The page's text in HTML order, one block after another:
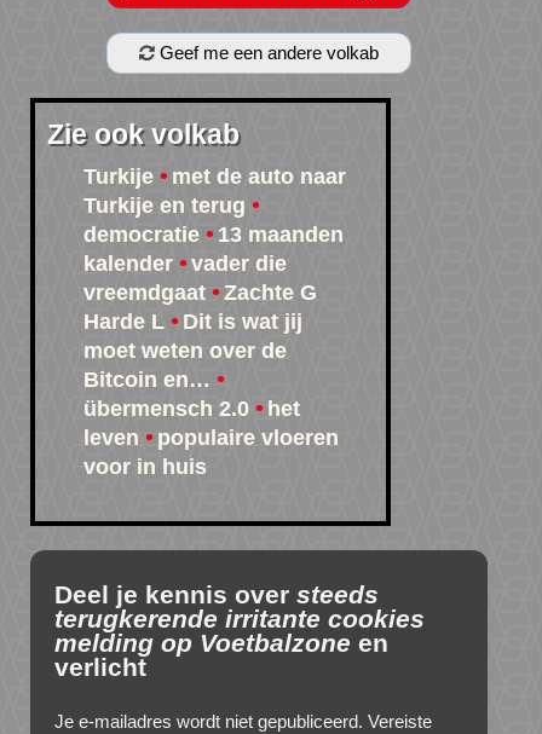
Geef me een andere volkab
Zie ook volkab
Turkije
met de auto naar
Turkije en terug
democratie
13 maanden
kalender
vader die
vreemdgaat
Zachte G
Harde L
Dit is wat jij
moet weten over de
Bitcoin en…
übermensch 2.0
het
leven
populaire vloeren
voor in huis
Deel je kennis over steeds
terugkerende irritante cookies
melding op Voetbalzone en
verlicht
Je e-mailadres wordt niet gepubliceerd. Vereiste